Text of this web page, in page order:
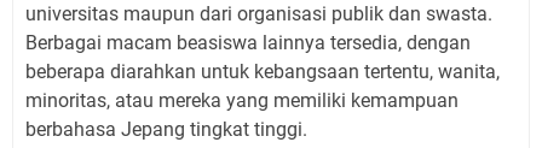
universitas maupun dari organisasi publik dan swasta.
Berbagai macam beasiswa lainnya tersedia, dengan
beberapa diarahkan untuk kebangsaan tertentu, wanita,
minoritas, atau mereka yang memiliki kemampuan
berbahasa Jepang tingkat tinggi.